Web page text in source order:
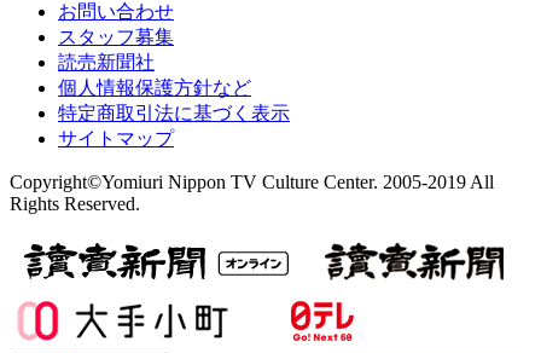
お問い合わせ
スタッフ募集
読売新聞社
個人情報保護方針など
特定商取引法に基づく表示
サイトマップ
Copyright©Yomiuri Nippon TV Culture Center. 2005-2019 All
Rights Reserved.